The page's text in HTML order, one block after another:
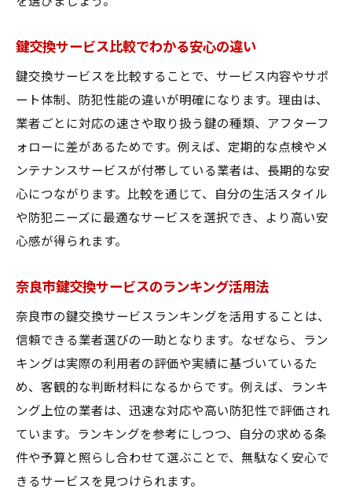
鍵交換サービス比較でわかる安心の違い
鍵交換サービスを比較することで、サービス内容やサポ
ート体制、防犯性能の違いが明確になります。理由は、
業者ごとに対応の速さや取り扱う鍵の種類、アフターフ
ォローに差があるためです。例えば、定期的な点検やメ
ンテナンスサービスが付帯している業者は、長期的な安
心につながります。比較を通じて、自分の生活スタイル
や防犯ニーズに最適なサービスを選択でき、より高い安
心感が得られます。
奈良市鍵交換サービスのランキング活用法
奈良市の鍵交換サービスランキングを活用することは、
信頼できる業者選びの一助となります。なぜなら、ラン
キングは実際の利用者の評価や実績に基づいているた
め、客観的な判断材料になるからです。例えば、ランキ
ング上位の業者は、迅速な対応や高い防犯性で評価され
ています。ランキングを参考にしつつ、自分の求める条
件や予算と照らし合わせて選ぶことで、無駄なく安心で
きるサービスを見つけられます。